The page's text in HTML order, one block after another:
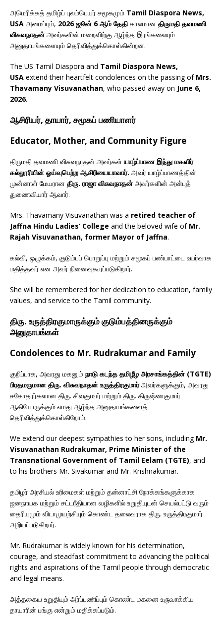
அமெரிக்கத் தமிழ்ப் புலம்பெயர் சமூகமும் Tamil Diaspora News,
USA அமைப்பும், 2026 ஜூன் 6 ஆம் தேதிகாலமான திருமதி தவமணி
விசுவநாதன் அவர்களின் மறைவிற்கு ஆழ்ந்த இரங்கலையும்
அனுதாபங்களையும் தெரிவித்துக்கொள்கின்றன.
The US Tamil Diaspora and Tamil Diaspora News,
USA extend their heartfelt condolences on the passing of Mrs.
Thavamany Visuvanathan, who passed away on June 6,
2026.
ஆசிரியர், தாயார், சமூகப் பணியாளர்
Educator, Mother, and Community Figure
திருமதி தவமணி விசுவநாதன் அவர்கள் யாழ்ப்பாண இந்து மகளிர்
கல்லூரியின் ஓய்வுபெற்ற ஆசிரியையாவார். அவர் யாழ்ப்பாணத்தின்
முன்னாள் மேயரான திரு. ராஜா விசுவநாதன் அவர்களின் அன்புத்
துணைவியார் ஆவார்.
Mrs. Thavamany Visuvanathan was a retired teacher of
Jaffna Hindu Ladies’ College and the beloved wife of Mr.
Rajah Visuvanathan, former Mayor of Jaffna.
கல்வி, ஒழுக்கம், குடும்பப் பொறுப்பு மற்றும் சமூகப் பண்பாட்டை உயர்வாக
மதித்தவர் என அவர் நினைவுகூரப்படுகிறார்.
She will be remembered for her dedication to education, family
values, and service to the Tamil community.
திரு. உருத்திரகுமாருக்கும் குடும்பத்தினருக்கும்
அனுதாபங்கள்
Condolences to Mr. Rudrakumar and Family
குறிப்பாக, அவரது மகனும் நாடு கடந்த தமிழீழ அரசாங்கத்தின் (TGTE)
பிரதமருமான திரு. விசுவநாதன் உருத்திரகுமார்அவர்களுக்கும், அவரது
சகோதரர்களான திரு. சிவகுமார் மற்றும் திரு. கிருஷ்ணகுமார்
ஆகியோருக்கும் எமது ஆழ்ந்த அனுதாபங்களைத்
தெரிவித்துக்கொள்கிறோம்.
We extend our deepest sympathies to her sons, including Mr.
Visuvanathan Rudrakumar, Prime Minister of the
Transnational Government of Tamil Eelam (TGTE), and
to his brothers Mr. Sivakumar and Mr. Krishnakumar.
தமிழர் அரசியல் உரிமைகள் மற்றும் தன்னாட்சி நோக்கங்களுக்காக
ஜனநாயக மற்றும் சட்டரீதியான வழிகளில் உறுதியுடன் செயல்பட்டு வரும்
தைரியமும் விடாமுயற்சியும் கொண்ட தலைவராக திரு. உருத்திரகுமார்
அறியப்படுகிறார்.
Mr. Rudrakumar is widely known for his determination,
courage, and steadfast commitment to advancing the political
rights and aspirations of the Tamil people through democratic
and legal means.
அத்தகைய உறுதியும் அர்ப்பணிப்பும் கொண்ட மகனை உருவாக்கிய
தாயாரின் பங்கு என்றும் மதிக்கப்படும்.